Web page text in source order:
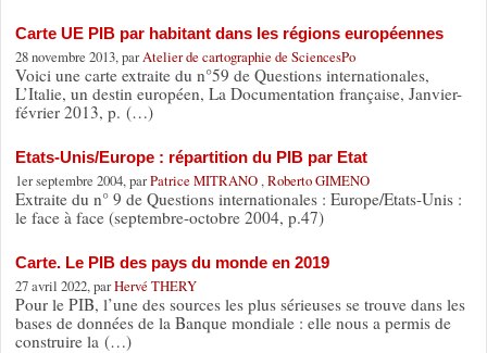
Carte UE PIB par habitant dans les régions européennes
28 novembre 2013, parAtelier de cartographie de SciencesPo
Voici une carte extraite du n°59 de Questions internationales,
L’Italie, un destin européen, La Documentation française, Janvier-
février 2013, p. (…)
Etats-Unis/Europe : répartition du PIB par Etat
1er septembre 2004, parPatrice MITRANO , Roberto GIMENO
Extraite du n° 9 de Questions internationales : Europe/Etats-Unis :
le face à face (septembre-octobre 2004, p.47)
Carte. Le PIB des pays du monde en 2019
27 avril 2022, parHervé THERY
Pour le PIB, l’une des sources les plus sérieuses se trouve dans les
bases de données de la Banque mondiale : elle nous a permis de
construire la (…)